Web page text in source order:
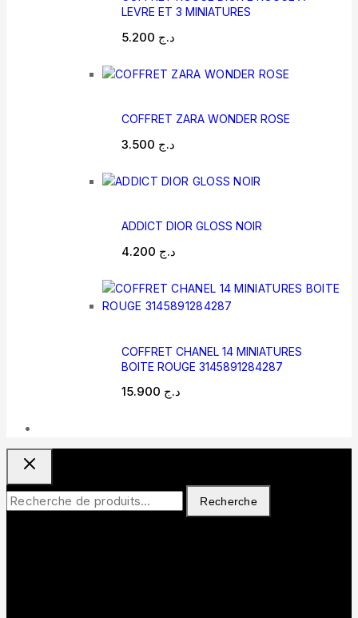
LEVRE ET 3 MINIATURES
د.ج
COFFRET ZARA WONDER ROSE
د.ج
ADDICT DIOR GLOSS NOIR
د.ج
COFFRET CHANEL 14 MINIATURES
BOITE ROUGE 3145891284287
د.ج
Recherche